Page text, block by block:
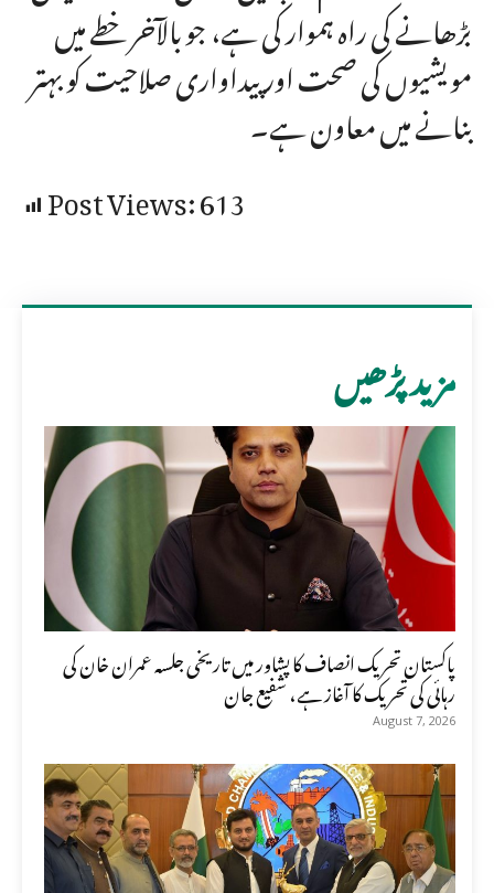
بڑھانے کی راہ ہموار کی ہے، جو بالآخر خطے میں
مویشیوں کی صحت اور پیداواری صلاحیت کو بہتر
بنانے میں معاون ہے۔
Post Views:613
مزید پڑھیں
پاکستان تحریک انصاف کا پشاور میں تاریخی جلسہ عمران خان کی
رہائی کی تحریک کا آغاز ہے، شفیع جان
August 7, 2026